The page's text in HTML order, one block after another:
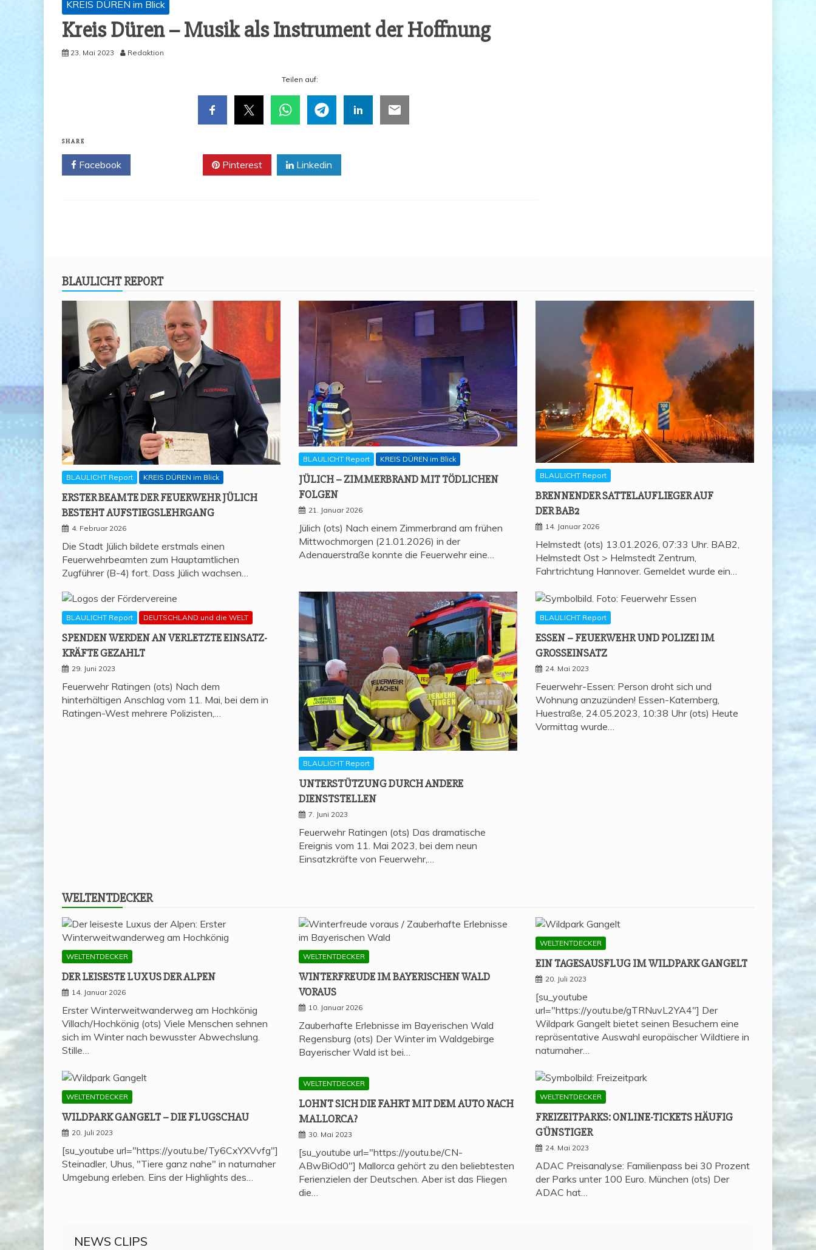
KREIS DÜREN im Blick
Kreis Düren – Musik als Instru­ment der Hoffnung
23. Mai 2023 Redaktion
Tei­len auf:
SHARE
Facebook Pinterest Linkedin
BLAU­LICHT REPORT
BLAULICHT Report KREIS DÜREN im Blick
ERS­TER BEAM­TE DER FEU­ER­WEHR JÜLICH
BESTEHT AUFSTIEGSLEHRGANG
4. Februar 2026
Die Stadt Jülich bildete erstmals einen
Feuerwehrbeamten zum Hauptamtlichen
Zugführer (B-4) fort. Dass Jülich wachsen…
BLAULICHT Report KREIS DÜREN im Blick
JÜLICH – ZIM­MER­BRAND MIT TÖD­LI­CHEN
FOLGEN
21. Januar 2026
Jülich (ots) Nach einem Zimmerbrand am frühen
Mittwochmorgen (21.01.2026) in der
Adenauerstraße konnte die Feuerwehr eine…
BLAULICHT Report
BREN­NEN­DER SAT­TEL­AUF­LIE­GER AUF
DER BAB2
14. Januar 2026
Helmstedt (ots) 13.01.2026, 07:33 Uhr. BAB2,
Helmstedt Ost > Helmstedt Zentrum,
Fahrtrichtung Hannover. Gemeldet wurde ein…
BLAULICHT Report DEUTSCHLAND und die WELT
SPEN­DEN WER­DEN AN VER­LETZ­TE EIN­SATZ­
KRÄF­TE GEZAHLT
29. Juni 2023
Feuerwehr Ratingen (ots) Nach dem
hinterhältigen Anschlag vom 11. Mai, bei dem in
Ratingen-West mehrere Polizisten,…
BLAULICHT Report
UNTER­STÜT­ZUNG DURCH ANDE­RE
DIENSTSTELLEN
7. Juni 2023
Feuerwehr Ratingen (ots) Das dramatische
Ereignis vom 11. Mai 2023, bei dem neun
Einsatzkräfte von Feuerwehr,…
BLAULICHT Report
ESSEN – FEU­ER­WEHR UND POLI­ZEI IM
GROSSEINSATZ
24. Mai 2023
Feuerwehr-Essen: Person droht sich und
Wohnung anzuzünden! Essen-Katernberg,
Huestraße, 24.05.2023, 10:38 Uhr (ots) Heute
Vormittag wurde…
WELT­ENT­DE­CKER
WELTENTDECKER
DER LEI­SES­TE LUXUS DER ALPEN
14. Januar 2026
Erster Winterweitwanderweg am Hochkönig
Villach/Hochkönig (ots) Viele Menschen sehnen
sich im Winter nach bewusster Abwechslung.
Stille…
WELTENTDECKER
WIN­TER­FREU­DE IM BAYE­RI­SCHEN WALD
VORAUS
10. Januar 2026
Zauberhafte Erlebnisse im Bayerischen Wald
Regensburg (ots) Der Winter im Waldgebirge
Bayerischer Wald ist bei…
WELTENTDECKER
EIN TAGES­AUS­FLUG IM WILD­PARK GANGELT
20. Juli 2023
[su_youtube
url="https://youtu.be/gTRNuvL2YA4"] Der
Wildpark Gangelt bietet seinen Besuchern eine
repräsentative Auswahl europäischer Wildtiere in
naturnaher…
WELTENTDECKER
WILD­PARK GAN­GELT – DIE FLUGSCHAU
20. Juli 2023
[su_youtube url="https://youtu.be/Ty6CxYXVvfg"]
Steinadler, Uhus, "Tiere ganz nahe" in naturnaher
Umgebung erleben. Eins der Highlights des…
WELTENTDECKER
LOHNT SICH DIE FAHRT MIT DEM AUTO NACH
MALLORCA?
30. Mai 2023
[su_youtube url="https://youtu.be/CN-
ABwBiOd0"] Mallorca gehört zu den beliebtesten
Ferienzielen der Deutschen. Aber ist das Fliegen
die…
WELTENTDECKER
FREI­ZEIT­PARKS: ONLINE-TICKETS HÄU­FIG
GÜNSTIGER
24. Mai 2023
ADAC Preisanalyse: Familienpass bei 30 Prozent
der Parks unter 100 Euro. München (ots) Der
ADAC hat…
NEWS CLIPS